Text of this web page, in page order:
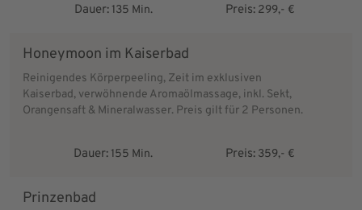
Dauer:135 Min. Preis: 299,- €
Honeymoon im Kaiserbad
Reinigendes Körperpeeling, Zeit im exklusiven
Kaiserbad, verwöhnende Aromaölmassage, inkl. Sekt,
Orangensaft & Mineralwasser. Preis gilt für 2 Personen.
Dauer:155 Min. Preis: 359,- €
Prinzenbad